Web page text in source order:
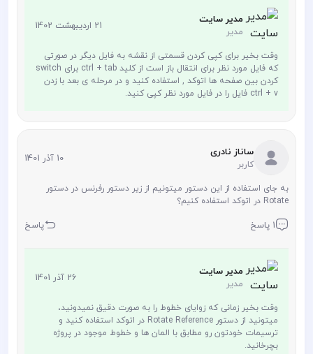
مدیر سایت
مدیر 21 اردیبهشت 1402
وقت بخیر برای کپی کردن قسمتی از نقشه به فایل دیگر در صورتی
که فایل مورد نظر برای انتقال باز است از کلید ctrl + tab برای switch
کردن بین صفحه ها اتوکد , استفاده کنید و در مرحله ی بعد با زدن
ctrl + v فایل را در فایل مورد نظر کپی کنید.
ساناز نادری
کاربر 10 آذر 1401
به جای استفاده از این دستور میتونیم از زیر دستور رفرنس در دستور
Rotate در اتوکد استفاده کنیم؟
1 پاسخ پاسخ
مدیر سایت
مدیر 26 آذر 1401
وقت بخیر زمانی که زوایای خطوط را به صورت دقیق نمیدونید،
میتونید از دستور Rotate Reference در اتوکد استفاده کنید و
ترسیمات خودتون رو مطابق با المان ها و خطوط موجود در پروژه
بچرخانید.